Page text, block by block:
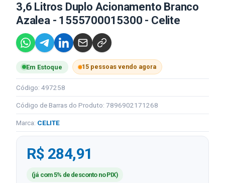
3,6 Litros Duplo Acionamento Branco
Azalea - 1555700015300 - Celite
Em Estoque 15 pessoas vendo agora
Código: 497258
Código de Barras do Produto: 7896902171268
Marca: CELITE
R$ 284,91
(já com 5% de desconto no PIX)